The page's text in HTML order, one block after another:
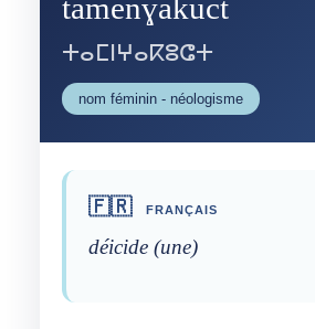
tamenɣakuct
ⵜⴰⵎⵏⵖⴰⴽⵓⵛⵜ
nom féminin - néologisme
🇫🇷 FRANÇAIS
déicide (une)